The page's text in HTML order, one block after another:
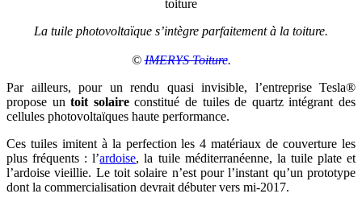
La tuile photovoltaïque s’intègre parfaitement à la toiture.
©IMERYS Toiture.
Par ailleurs, pour un rendu quasi invisible, l’entreprise Tesla®
propose untoit solaireconstitué de tuiles de quartz intégrant des
cellules photovoltaïques haute performance.
Ces tuiles imitent à la perfection les 4 matériaux de couverture les
plus fréquents : l’ardoise, la tuile méditerranéenne, la tuile plate et
l’ardoise vieillie. Le toit solaire n’est pour l’instant qu’un prototype
dont la commercialisation devrait débuter vers mi-2017.